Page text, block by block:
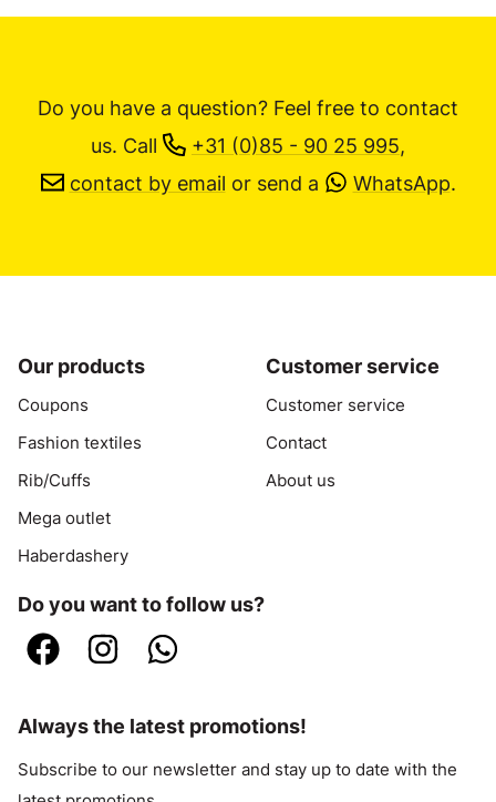
Do you have a question? Feel free to contact
us. Call +31 (0)85 - 90 25 995,
contact by email or send a WhatsApp.
Our products
Coupons
Fashion textiles
Rib/Cuffs
Mega outlet
Haberdashery
Customer service
Customer service
Contact
About us
Do you want to follow us?
Always the latest promotions!
Subscribe to our newsletter and stay up to date with the